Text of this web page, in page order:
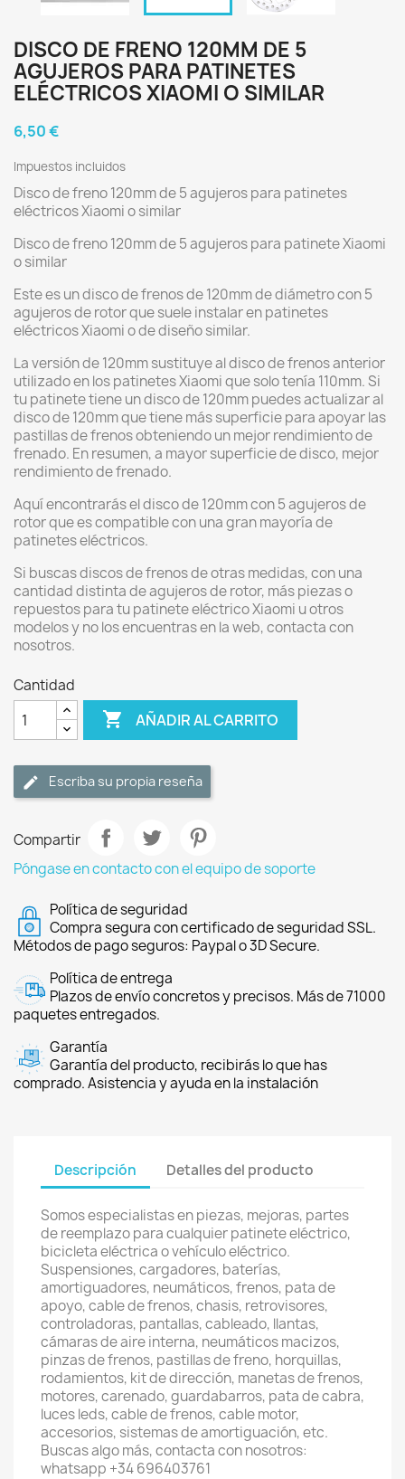
DISCO DE FRENO 120MM DE 5
AGUJEROS PARA PATINETES
ELÉCTRICOS XIAOMI O SIMILAR
6,50 €
Impuestos incluidos
Disco de freno 120mm de 5 agujeros para patinetes
eléctricos Xiaomi o similar
Disco de freno 120mm de 5 agujeros para patinete Xiaomi
o similar
Este es un disco de frenos de 120mm de diámetro con 5
agujeros de rotor que suele instalar en patinetes
eléctricos Xiaomi o de diseño similar.
La versión de 120mm sustituye al disco de frenos anterior
utilizado en los patinetes Xiaomi que solo tenía 110mm. Si
tu patinete tiene un disco de 120mm puedes actualizar al
disco de 120mm que tiene más superficie para apoyar las
pastillas de frenos obteniendo un mejor rendimiento de
frenado. En resumen, a mayor superficie de disco, mejor
rendimiento de frenado.
Aquí encontrarás el disco de 120mm con 5 agujeros de
rotor que es compatible con una gran mayoría de
patinetes eléctricos.
Si buscas discos de frenos de otras medidas, con una
cantidad distinta de agujeros de rotor, más piezas o
repuestos para tu patinete eléctrico Xiaomi u otros
modelos y no los encuentras en la web, contacta con
nosotros.
Cantidad
 AÑADIR AL CARRITO
Escriba su propia reseña
Compartir
Póngase en contacto con el equipo de soporte
Política de seguridad
Compra segura con certificado de seguridad SSL.
Métodos de pago seguros: Paypal o 3D Secure.
Política de entrega
Plazos de envío concretos y precisos. Más de 71000
paquetes entregados.
Garantía
Garantía del producto, recibirás lo que has
comprado. Asistencia y ayuda en la instalación
Descripción Detalles del producto
Somos especialistas en piezas, mejoras, partes
de reemplazo para cualquier patinete eléctrico,
bicicleta eléctrica o vehículo eléctrico.
Suspensiones, cargadores, baterías,
amortiguadores, neumáticos, frenos, pata de
apoyo, cable de frenos, chasis, retrovisores,
controladoras, pantallas, cableado, llantas,
cámaras de aire interna, neumáticos macizos,
pinzas de frenos, pastillas de freno, horquillas,
rodamientos, kit de dirección, manetas de frenos,
motores, carenado, guardabarros, pata de cabra,
luces leds, cable de frenos, cable motor,
accesorios, sistemas de amortiguación, etc.
Buscas algo más, contacta con nosotros:
whatsapp +34 696403761